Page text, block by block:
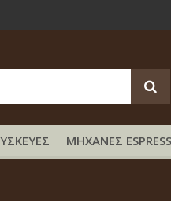
ΜΗΧΑΝΕΣ